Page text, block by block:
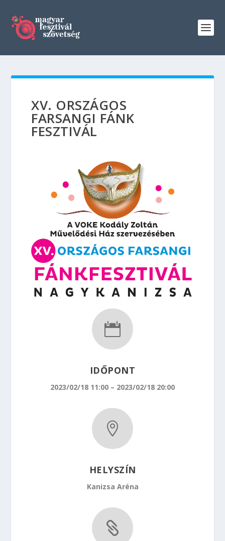
XV. ORSZÁGOS
FARSANGI FÁNK
FESZTIVÁL

IDŐPONT
2023/02/18 11:00 – 2023/02/18 20:00

HELYSZÍN
Kanizsa Aréna
